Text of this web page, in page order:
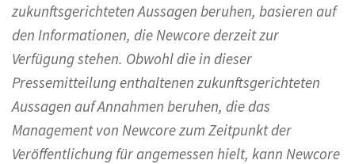
zukunftsgerichteten Aussagen beruhen, basieren auf
den Informationen, die Newcore derzeit zur
Verfügung stehen. Obwohl die in dieser
Pressemitteilung enthaltenen zukunftsgerichteten
Aussagen auf Annahmen beruhen, die das
Management von Newcore zum Zeitpunkt der
Veröffentlichung für angemessen hielt, kann Newcore